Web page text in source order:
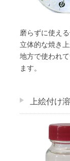
磨らずに使え
立体的な焼き
地方で使われ
ます。
上絵付け